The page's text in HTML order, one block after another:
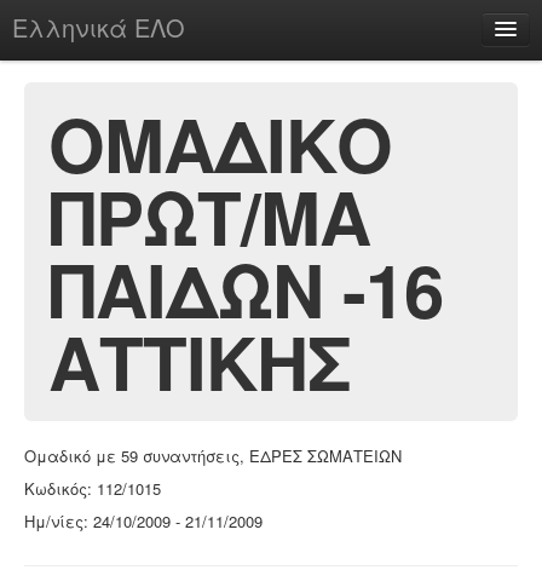
Ελληνικά ΕΛΟ
chesstu.be @ discord
Login
ΟΜΑΔΙΚΟ
ΠΡΩΤ/ΜΑ
ΠΑΙΔΩΝ -16
ΑΤΤΙΚΗΣ
Ομαδικό με 59 συναντήσεις, ΕΔΡΕΣ ΣΩΜΑΤΕΙΩΝ
Κωδικός: 112/1015
Ημ/νίες: 24/10/2009 - 21/11/2009